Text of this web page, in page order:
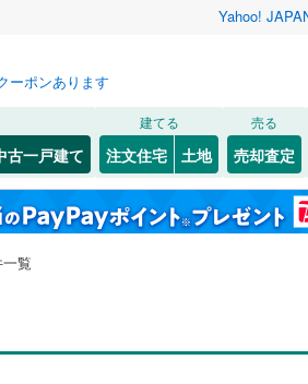
Yahoo!
ーポンあります
古一戸建て
建てる
注文住宅 土地
売る
売却査定
覧
城 秋田 山形
玉
今治市(8)
新居浜市(33)
伊予郡松前町(0)
坂元甲(1)
福武甲(1)
丹原町来見(1)
内子線(0)
伊予鉄道城南線(0)
築古・築30年以上（0）
ビルトインガレージ（0）
索条件を保存しました
件通知は、 マイページから設定できます
媛県、西条市
検索条件を保存する